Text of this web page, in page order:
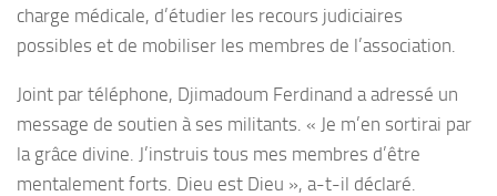
charge médicale, d’étudier les recours judiciaires
possibles et de mobiliser les membres de l’association.
Joint par téléphone, Djimadoum Ferdinand a adressé un
message de soutien à ses militants. « Je m’en sortirai par
la grâce divine. J’instruis tous mes membres d’être
mentalement forts. Dieu est Dieu », a-t-il déclaré.